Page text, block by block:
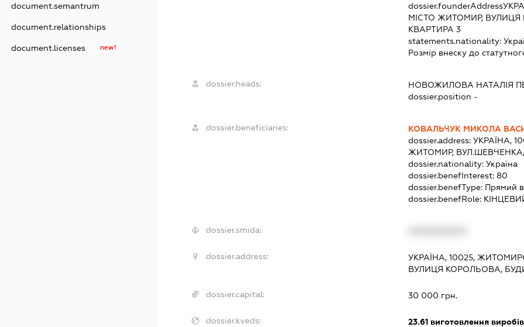
document.semantrum
document.relationships
document.licenses new!
dossier.founderAddress
МІСТО ЖИТОМИР,
КВАРТИРА 3
statements.nationality:
Розмір внеску до
dossier.heads: НОВОЖИЛОВА НАТАЛІЯ
dossier.position -
dossier.beneficiaries:
КОВАЛЬЧУК МИКОЛА
dossier.address: УКРАЇНА,
ЖИТОМИР,
dossier.nationality: Україна
dossier.benefInterest: 80
dossier.benefType: Прямий
dossier.benefRole:
dossier.smida:
dossier.address:
УКРАЇНА, 10025,
ВУЛИЦЯ КОРОЛЬОВА,
dossier.capital: 30 000 грн.
dossier.kveds: 23.61виготовлення